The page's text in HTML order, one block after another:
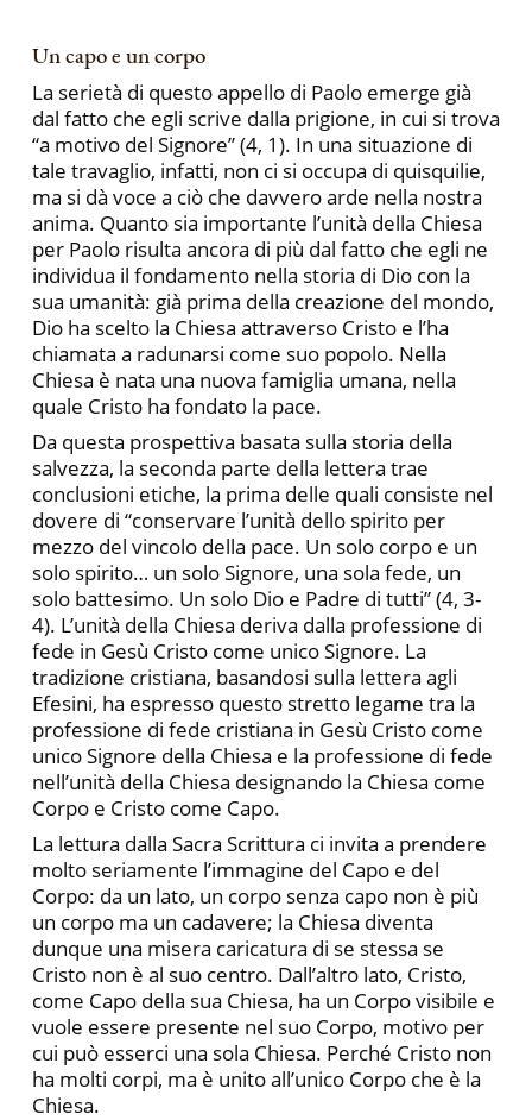
Un capo e un corpo
La serietà di questo appello di Paolo emerge già
dal fatto che egli scrive dalla prigione, in cui si trova
“a motivo del Signore” (4, 1). In una situazione di
tale travaglio, infatti, non ci si occupa di quisquilie,
ma si dà voce a ciò che davvero arde nella nostra
anima. Quanto sia importante l’unità della Chiesa
per Paolo risulta ancora di più dal fatto che egli ne
individua il fondamento nella storia di Dio con la
sua umanità: già prima della creazione del mondo,
Dio ha scelto la Chiesa attraverso Cristo e l’ha
chiamata a radunarsi come suo popolo. Nella
Chiesa è nata una nuova famiglia umana, nella
quale Cristo ha fondato la pace.
Da questa prospettiva basata sulla storia della
salvezza, la seconda parte della lettera trae
conclusioni etiche, la prima delle quali consiste nel
dovere di “conservare l’unità dello spirito per
mezzo del vincolo della pace. Un solo corpo e un
solo spirito… un solo Signore, una sola fede, un
solo battesimo. Un solo Dio e Padre di tutti” (4, 3-
4). L’unità della Chiesa deriva dalla professione di
fede in Gesù Cristo come unico Signore. La
tradizione cristiana, basandosi sulla lettera agli
Efesini, ha espresso questo stretto legame tra la
professione di fede cristiana in Gesù Cristo come
unico Signore della Chiesa e la professione di fede
nell’unità della Chiesa designando la Chiesa come
Corpo e Cristo come Capo.
La lettura dalla Sacra Scrittura ci invita a prendere
molto seriamente l’immagine del Capo e del
Corpo: da un lato, un corpo senza capo non è più
un corpo ma un cadavere; la Chiesa diventa
dunque una misera caricatura di se stessa se
Cristo non è al suo centro. Dall’altro lato, Cristo,
come Capo della sua Chiesa, ha un Corpo visibile e
vuole essere presente nel suo Corpo, motivo per
cui può esserci una sola Chiesa. Perché Cristo non
ha molti corpi, ma è unito all’unico Corpo che è la
Chiesa.